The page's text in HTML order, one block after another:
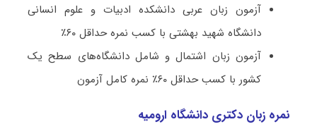
آزمون زبان عربی دانشکده ادبیات و علوم انسانی
دانشگاه شهید بهشتی با کسب نمره حداقل ۶۰٪
آزمون زبان اشتمال و شامل دانشگاه‌های سطح یک
کشور با کسب حداقل ۶۰٪ نمره کامل آزمون
نمره زبان دکتری دانشگاه ارومیه